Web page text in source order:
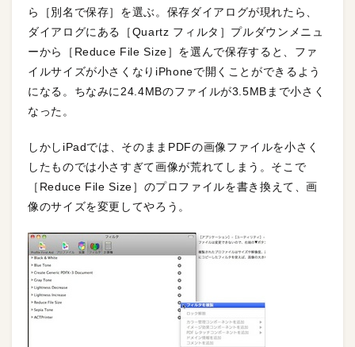
ら［別名で保存］を選ぶ。保存ダイアログが現れたら、
ダイアログにある［Quartz フィルタ］プルダウンメニュ
ーから［Reduce File Size］を選んで保存すると、ファ
イルサイズが小さくなりiPhoneで開くことができるよう
になる。ちなみに24.4MBのファイルが3.5MBまで小さく
なった。
しかしiPadでは、そのままPDFの画像ファイルを小さく
したものでは小さすぎて画像が荒れてしまう。そこで
［Reduce File Size］のプロファイルを書き換えて、画
像のサイズを変更してやろう。